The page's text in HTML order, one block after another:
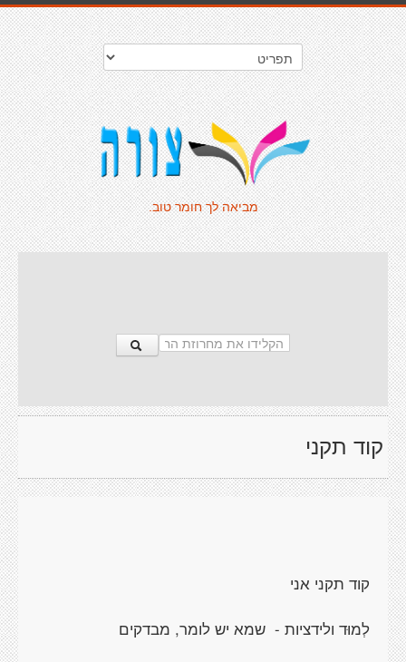
מביאה לך חומר טוב.
קוד תקני
קוד תקני אני
לְמוּד ולידציות - שמא יש לומר, מבדקים